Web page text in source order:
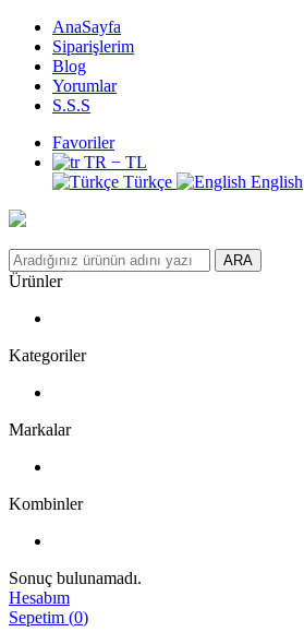
AnaSayfa
Siparişlerim
Blog
Yorumlar
S.S.S
Favoriler
TR − TL
Türkçe
English
ARA
Ürünler
Kategoriler
Markalar
Kombinler
Sonuç bulunamadı.
Hesabım
Sepetim (0)